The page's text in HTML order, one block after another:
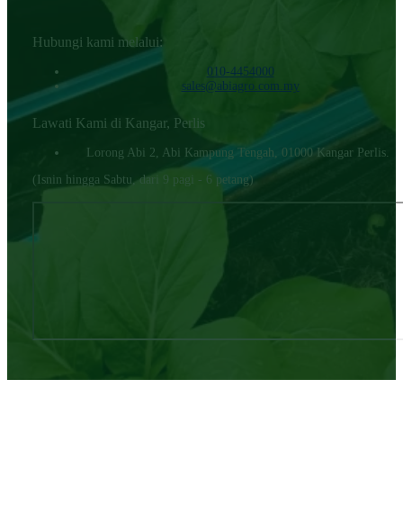
Hubungi kami melalui:
010-4454000‬
sales@abiagro.com.my
Lawati Kami di Kangar, Perlis
Lorong Abi 2, Abi Kampung Tengah, 01000 Kangar Perlis.
(Isnin hingga Sabtu, dari 9 pagi - 6 petang)